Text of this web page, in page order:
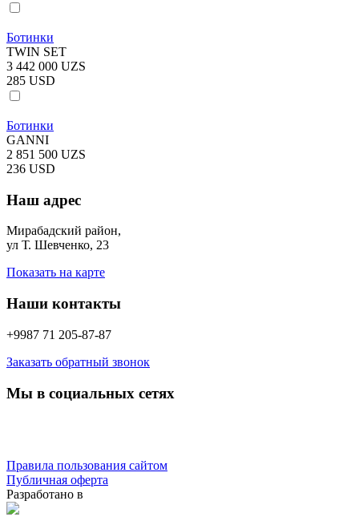
Ботинки
TWIN SET
3 442 000 UZS
285 USD
Ботинки
GANNI
2 851 500 UZS
236 USD
Наш адрес
Мирабадский район,
ул Т. Шевченко, 23
Показать на карте
Наши контакты
+9987 71 205-87-87
Заказать обратный звонок
Мы в социальных сетях
Правила пользования сайтом
Публичная оферта
Разработано в